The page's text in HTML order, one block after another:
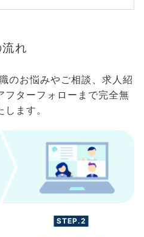
れ
のお悩みやご相談、求人紹
フターフォローまで完全無
ます。
STEP.2